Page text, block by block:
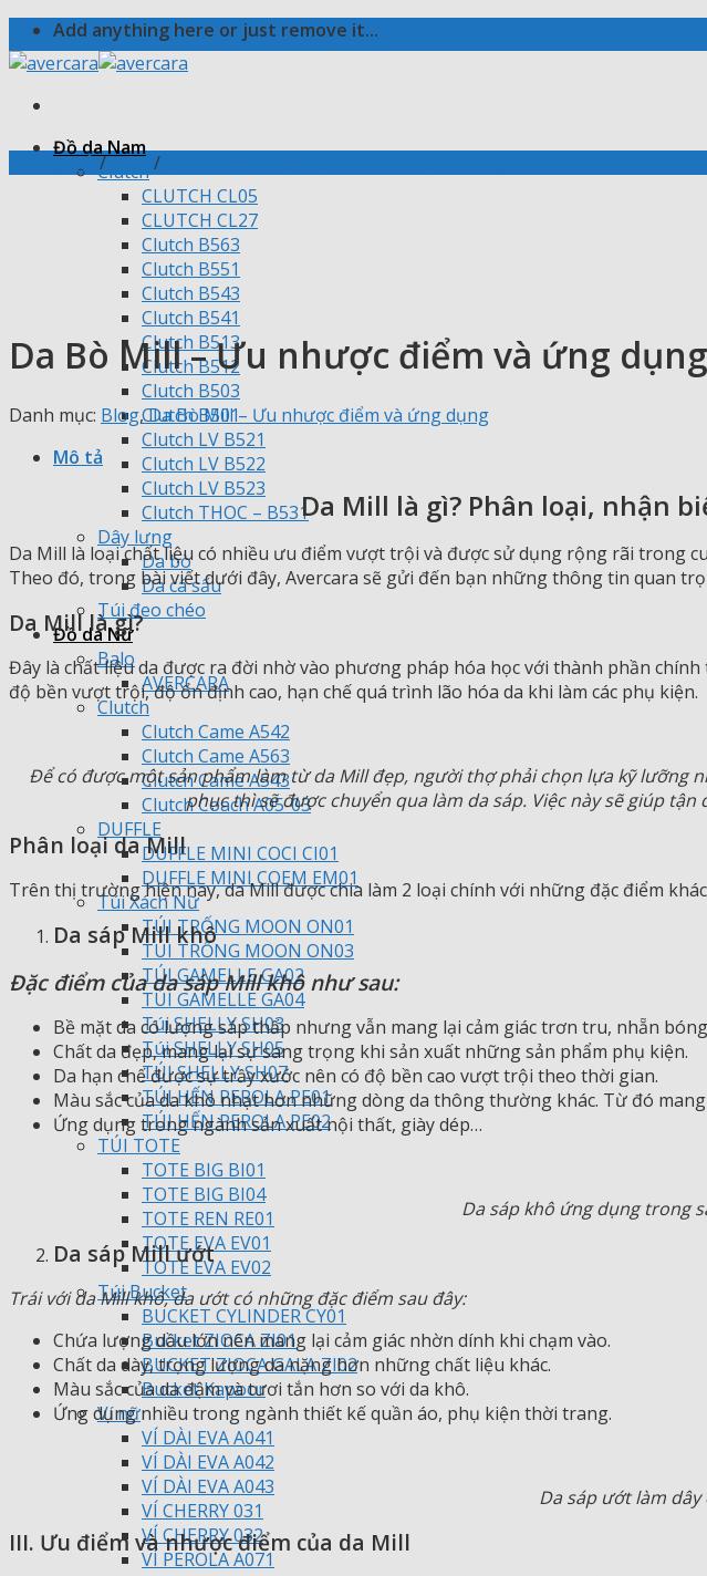
Skip
to
content
Add anything here or just remove it...
Đồ da Nam
Clutch
CLUTCH CL05
CLUTCH CL27
Clutch B563
Clutch B551
Clutch B543
Clutch B541
Clutch B513
Clutch B512
Clutch B503
Clutch B501
Clutch LV B521
Clutch LV B522
Clutch LV B523
Clutch THOC – B531
Dây lưng
Da bò
Da cá sấu
Túi đeo chéo
Đồ da Nữ
Balo
AVERCARA
Clutch
Clutch Came A542
Clutch Came A563
Clutch Came A543
Clutch Coach A05-03
DUFFLE
DUFFLE MINI COCI CI01
DUFFLE MINI COEM EM01
Túi Xách Nữ
TÚI TRỐNG MOON ON01
TÚI TRỐNG MOON ON03
TÚI GAMELLE GA02
TÚI GAMELLE GA04
Túi SHELLY SH03
Túi SHELLY SH05
TÚI SHELLY SH07
TÚI HẾN PEROLA PE01
TÚI HẾN PEROLA PE02
TÚI TOTE
TOTE BIG BI01
TOTE BIG BI04
TOTE REN RE01
TOTE EVA EV01
TOTE EVA EV02
Túi Bucket
BUCKET CYLINDER CY01
Bucket ZIOCA ZI01
BUCKET ZIOCA GALA ZI02
Bucket Kapoor
Ví nữ
VÍ DÀI EVA A041
VÍ DÀI EVA A042
VÍ DÀI EVA A043
VÍ CHERRY 031
VÍ CHERRY 032
VÍ PEROLA A071
Trang chủ/Blog /
Da Bò Mill – Ưu nhược điểm và ứng dụng
Danh mục: Blog,Da Bò Mill – Ưu nhược điểm và ứng dụng
Mô tả
Da Mill là gì? Phân loại, nhận
Da Mill là loại chất liệu có nhiều ưu điểm vượt trội và được sử dụng rộng rãi trong
Theo đó, trong bài viết dưới đây, Avercara sẽ gửi đến bạn những thông tin quan
Da Mill là gì?
Đây là chất liệu da được ra đời nhờ vào phương pháp hóa học với thành phần
độ bền vượt trội, độ ổn định cao, hạn chế quá trình lão hóa da khi làm các phụ kiện.
Để có được một sản phẩm làm từ da Mill đẹp, người thợ phải chọn lựa kỹ lưỡng
phục thì sẽ được chuyển qua làm da sáp. Việc này sẽ giúp
Phân loại da Mill
Trên thị trường hiện nay, da Mill được chia làm 2 loại chính với những đặc điểm
Da sáp Mill khô
Đặc điểm của da sáp Mill khô như sau:
Bề mặt da có lượng sáp thấp nhưng vẫn mang lại cảm giác trơn tru, nhẵn
Chất da đẹp, mang lại sự sang trọng khi sản xuất những sản phẩm phụ kiện.
Da hạn chế được sự trầy xước nên có độ bền cao vượt trội theo thời gian.
Màu sắc của da khô nhạt hơn những dòng da thông thường khác. Từ đó
Ứng dụng trong ngành sản xuất nội thất, giày dép…
Da sáp khô ứng dụng trong
Da sáp Mill ướt
Trái với da Mill khô, da ướt có những đặc điểm sau đây:
Chứa lượng dầu lớn nên mang lại cảm giác nhờn dính khi chạm vào.
Chất da dày, trọng lượng da nặng hơn những chất liệu khác.
Màu sắc của da đậm và tươi tắn hơn so với da khô.
Ứng dụng nhiều trong ngành thiết kế quần áo, phụ kiện thời trang.
Da sáp ướt làm dây
III. Ưu điểm và nhược điểm của da Mill